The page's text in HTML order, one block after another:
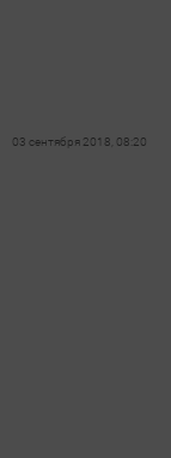
03 сентября 2018, 08:20